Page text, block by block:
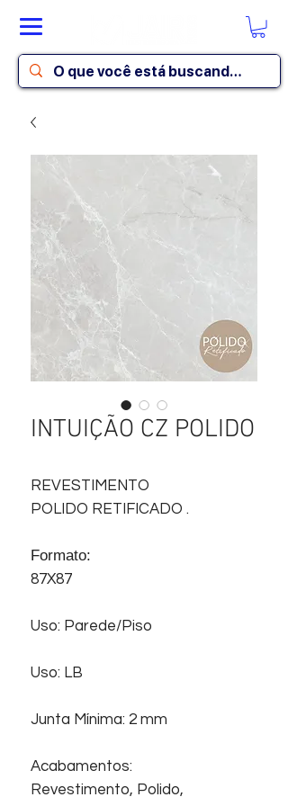
INTUIÇÃO CZ POLIDO
REVESTIMENTO
POLIDO RETIFICADO .
Formato:
87X87
Uso: Parede/Piso
Uso: LB
Junta Mínima: 2 mm
Acabamentos:
Revestimento, Polido,